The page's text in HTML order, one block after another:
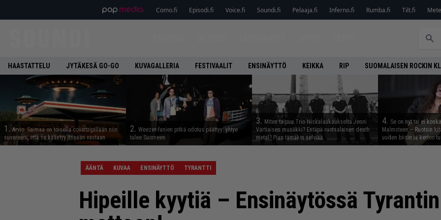
Como.fi Episodi.fi Voice.fi Soundi.fi Pelaaja.fi Inferno.fi Rumba.fi Tilt.fi
HAASTATTELU JYTÄKESÄ GO-GO KUVAGALLERIA FESTIVAALIT ENSINÄYTTÖ KEIKKA RIP SUOMALAISEN ROCKIN
1. Arvio: Saimaa on toisella covertripillään niin
suvereeni, että se kääntyy itseään vastaan
2. Weezer-fanien pitkä odotus päättyy: yhtye
tulee Suomeen
3. Miten taipuu Trio Niskalaukaukselta Jenni
Vartiaisen musiikki? Entäpä ruotsalainen death
metal? Pian tämäkin selviää
4. Se on nyt tai ei
Malmsteen – Ruotsin
uuden biisin ja kertoo
ÄÄNTÄ KUVAA ENSINÄYTTÖ TYRANTTI
Hipeille kyytiä – Ensinäytössä